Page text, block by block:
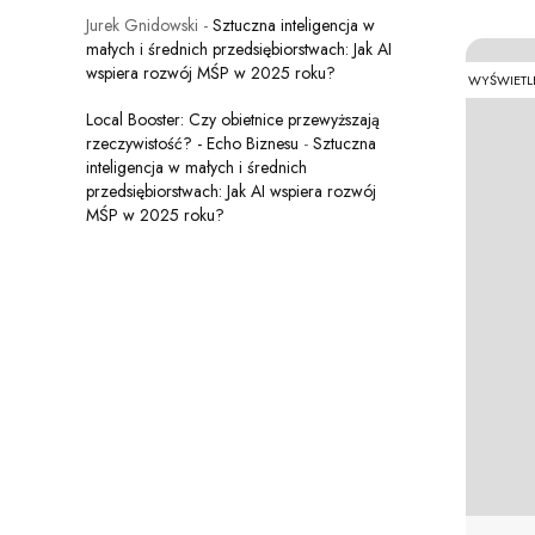
Jurek Gnidowski - Sztuczna inteligencja w
małych i średnich przedsiębiorstwach: Jak AI
wspiera rozwój MŚP w 2025 roku?
Local Booster: Czy obietnice przewyższają
rzeczywistość? - Echo Biznesu - Sztuczna
inteligencja w małych i średnich
przedsiębiorstwach: Jak AI wspiera rozwój
MŚP w 2025 roku?